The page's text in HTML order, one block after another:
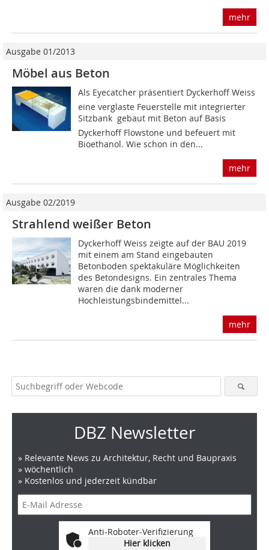
mehr
Ausgabe 01/2013
Möbel aus Beton
Als Eyecatcher präsentiert Dyckerhoff Weiss
eine verglaste Feuerstelle mit integrierter
Sitzbank  gebaut mit Beton auf Basis
Dyckerhoff Flowstone und befeuert mit
Bioethanol. Wie schon in den...
mehr
Ausgabe 02/2019
Strahlend weißer Beton
Dyckerhoff Weiss zeigte auf der BAU 2019
mit einem am Stand eingebauten
Betonboden spektakuläre Möglichkeiten
des Betondesigns. Ein zentrales Thema
waren die dank moderner
Hochleistungsbindemittel...
mehr
DBZ Newsletter
» Relevante News zu Architektur, Recht und Baupraxis
» wöchentlich
» Kostenlos und jederzeit kündbar
Anti-Roboter-Verifizierung
Hier klicken